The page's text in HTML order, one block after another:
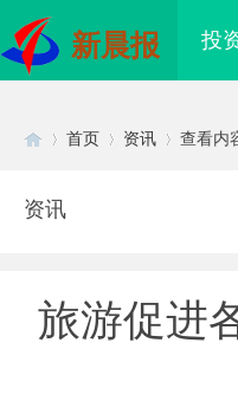
新晨报 投
首页 资讯 查看内
资讯
旅游促进